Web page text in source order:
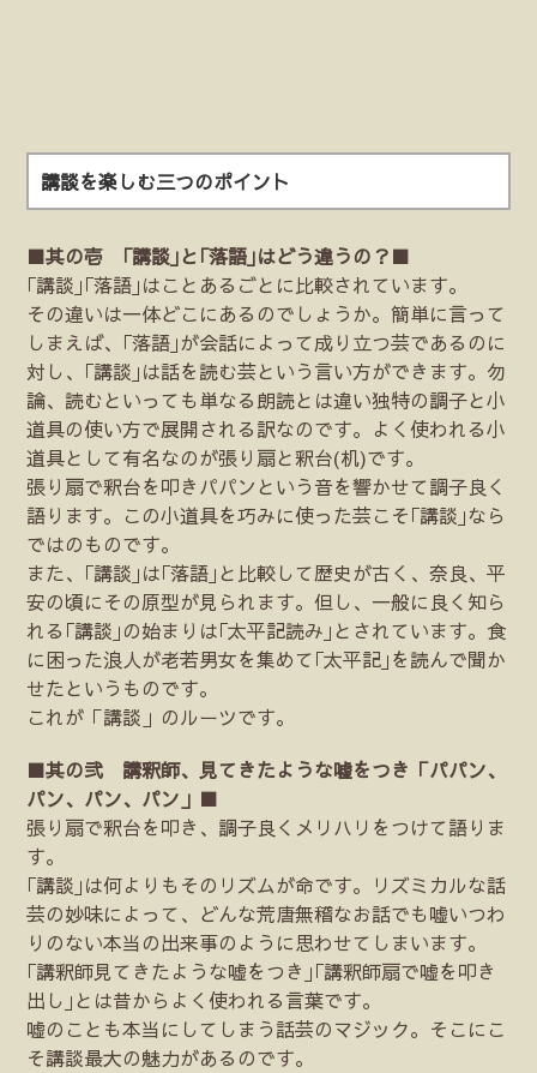
講談を楽しむ三つのポイント
■其の壱 ｢講談｣と｢落語｣はどう違うの？■
｢講談｣｢落語｣はことあるごとに比較されています。
その違いは一体どこにあるのでしょうか。簡単に言って
しまえば、｢落語｣が会話によって成り立つ芸であるのに
対し、｢講談｣は話を読む芸という言い方ができます。勿
論、読むといっても単なる朗読とは違い独特の調子と小
道具の使い方で展開される訳なのです。よく使われる小
道具として有名なのが張り扇と釈台(机)です。
張り扇で釈台を叩きパパンという音を響かせて調子良く
語ります。この小道具を巧みに使った芸こそ｢講談｣なら
ではのものです。
また、｢講談｣は｢落語｣と比較して歴史が古く、奈良、平
安の頃にその原型が見られます。但し、一般に良く知ら
れる｢講談｣の始まりは｢太平記読み｣とされています。食
に困った浪人が老若男女を集めて｢太平記｣を読んで聞か
せたというものです。
これが「講談」のルーツです。
■其の弐 講釈師、見てきたような嘘をつき「パパン、
パン、パン、パン」■
張り扇で釈台を叩き、調子良くメリハリをつけて語りま
す。
｢講談｣は何よりもそのリズムが命です。リズミカルな話
芸の妙味によって、どんな荒唐無稽なお話でも嘘いつわ
りのない本当の出来事のように思わせてしまいます。
｢講釈師見てきたような嘘をつき｣｢講釈師扇で嘘を叩き
出し｣とは昔からよく使われる言葉です。
嘘のことも本当にしてしまう話芸のマジック。そこにこ
そ講談最大の魅力があるのです。